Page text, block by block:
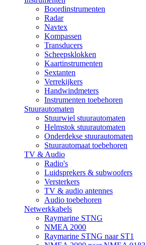
Boordinstrumenten
Radar
Navtex
Kompassen
Transducers
Scheepsklokken
Kaartinstrumenten
Sextanten
Verrekijkers
Handwindmeters
Instrumenten toebehoren
Stuurautomaten
Stuurwiel stuurautomaten
Helmstok stuurautomaten
Onderdekse stuurautomaten
Stuurautomaat toebehoren
TV & Audio
Radio's
Luidsprekers & subwoofers
Versterkers
TV & audio antennes
Audio toebehoren
Netwerkkabels
Raymarine STNG
NMEA 2000
Raymarine STNG naar ST1